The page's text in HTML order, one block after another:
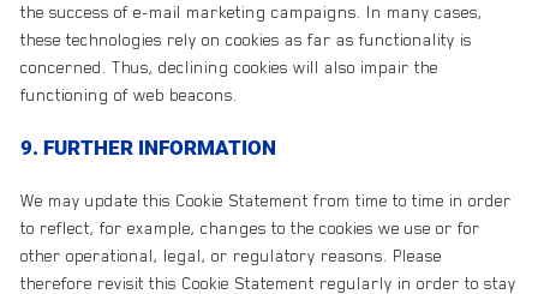
the success of e-mail marketing campaigns. In many cases,
these technologies rely on cookies as far as functionality is
concerned. Thus, declining cookies will also impair the
functioning of web beacons.
9. FURTHER INFORMATION
We may update this Cookie Statement from time to time in order
to reflect, for example, changes to the cookies we use or for
other operational, legal, or regulatory reasons. Please
therefore revisit this Cookie Statement regularly in order to stay